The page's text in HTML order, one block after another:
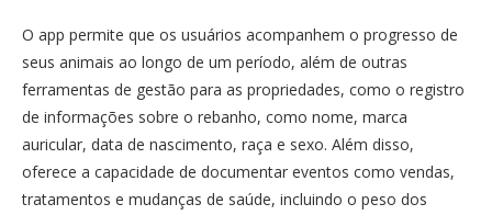
O app permite que os usuários acompanhem o progresso de
seus animais ao longo de um período, além de outras
ferramentas de gestão para as propriedades, como o registro
de informações sobre o rebanho, como nome, marca
auricular, data de nascimento, raça e sexo. Além disso,
oferece a capacidade de documentar eventos como vendas,
tratamentos e mudanças de saúde, incluindo o peso dos